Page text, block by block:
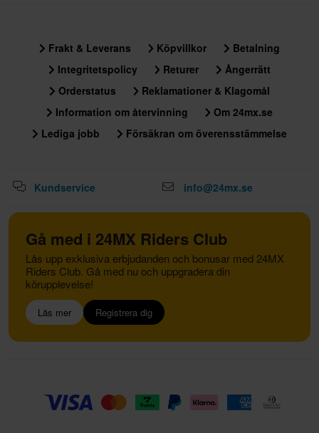
Frakt & Leverans Köpvillkor
Betalning
Integritetspolicy
Returer
Ångerrätt
Orderstatus
Reklamationer & Klagomål
Information om återvinning
Om 24mx.se
Lediga jobb
Försäkran om överensstämmelse
Kundservice info@24mx.se
Gå med i 24MX Riders Club
Lås upp exklusiva erbjudanden och bonusar med 24MX
Riders Club. Gå med nu och uppgradera din
körupplevelse!
Läs mer Registrera dig